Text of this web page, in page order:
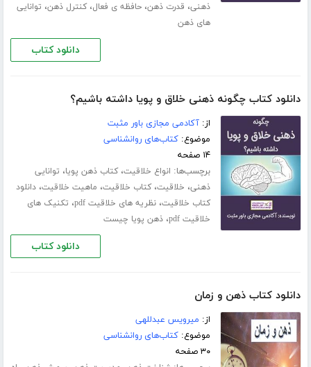
ذهنی، قدرت ذهن،حافظه ی فعال،کنترل ذهن، توانایی
های ذهن
دانلود کتاب
دانلود کتاب چگونه ذهنی خلاق و پویا داشته باشیم؟
از:آکادمی مجازی باور مثبت
موضوع:کتاب‌های روانشناسی
۱۴ صفحه
برچسب‌ها: انواع خلاقیت،کتاب ذهن پویا، توانایی
ذهنی، خلاقیت،کتاب خلاقیت، ماهیت خلاقیت،دانلود
کتاب خلاقیت،نظریه های خلاقیت pdf ، تکنیک های
خلاقیت pdf
،ذهن پویا چیست
دانلود کتاب
دانلود کتاب ذهن و زمان
از: میرویس عبدللهی
موضوع:کتاب‌های روانشناسی
۳۰ صفحه